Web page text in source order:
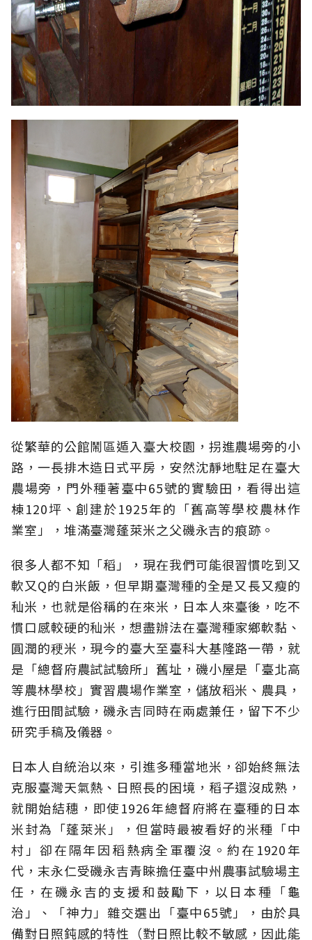
從繁華的公館鬧區遁入臺大校園，拐進農場旁的小
路，一長排木造日式平房，安然沈靜地駐足在臺大
農場旁，門外種著臺中65號的實驗田，看得出這
棟120坪、創建於1925年的「舊高等學校農林作
業室」，堆滿臺灣蓬萊米之父磯永吉的痕跡。
很多人都不知「稻」，現在我們可能很習慣吃到又
軟又Q的白米飯，但早期臺灣種的全是又長又瘦的
秈米，也就是俗稱的在來米，日本人來臺後，吃不
慣口感較硬的秈米，想盡辦法在臺灣種家鄉軟黏、
圓潤的稉米，現今的臺大至臺科大基隆路一帶，就
是「總督府農試試驗所」舊址，磯小屋是「臺北高
等農林學校」實習農場作業室，儲放稻米、農具，
進行田間試驗，磯永吉同時在兩處兼任，留下不少
研究手稿及儀器。
日本人自統治以來，引進多種當地米，卻始終無法
克服臺灣天氣熱、日照長的困境，稻子還沒成熟，
就開始結穗，即使1926年總督府將在臺種的日本
米封為「蓬萊米」，但當時最被看好的米種「中
村」卻在隔年因稻熱病全軍覆沒。約在1920年
代，末永仁受磯永吉青睞擔任臺中州農事試驗場主
任，在磯永吉的支援和鼓勵下，以日本種「龜
治」、「神力」雜交選出「臺中65號」，由於具
備對日照鈍感的特性（對日照比較不敏感，因此能